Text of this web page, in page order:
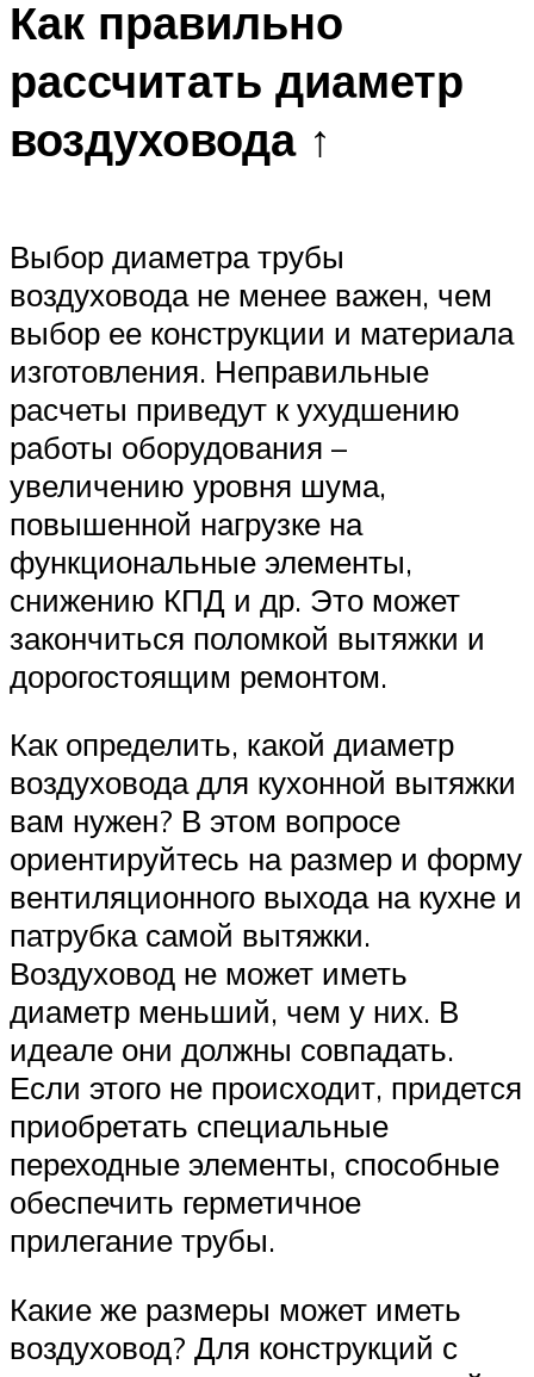
Как правильно
рассчитать диаметр
воздуховода ↑
Выбор диаметра трубы
воздуховода не менее важен, чем
выбор ее конструкции и материала
изготовления. Неправильные
расчеты приведут к ухудшению
работы оборудования –
увеличению уровня шума,
повышенной нагрузке на
функциональные элементы,
снижению КПД и др. Это может
закончиться поломкой вытяжки и
дорогостоящим ремонтом.
Как определить, какой диаметр
воздуховода для кухонной вытяжки
вам нужен? В этом вопросе
ориентируйтесь на размер и форму
вентиляционного выхода на кухне и
патрубка самой вытяжки.
Воздуховод не может иметь
диаметр меньший, чем у них. В
идеале они должны совпадать.
Если этого не происходит, придется
приобретать специальные
переходные элементы, способные
обеспечить герметичное
прилегание трубы.
Какие же размеры может иметь
воздуховод? Для конструкций с